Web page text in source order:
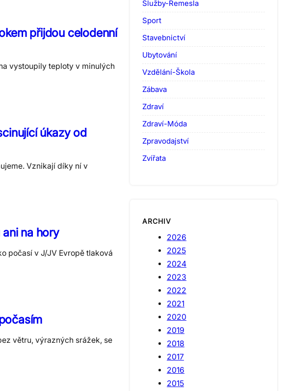
přijdou celodenní
vystoupily teploty v minulých
úkazy od
Vznikají díky ní v
na hory
počasí v J/JV Evropě tlaková
větru, výrazných srážek, se
Služby-Řemesla
Sport
Stavebnictví
Ubytování
Vzdělání-Škola
Zábava
Zdraví
Zdraví-Móda
Zpravodajství
Zvířata
ARCHIV
2026
2025
2024
2023
2022
2021
2020
2019
2018
2017
2016
2015